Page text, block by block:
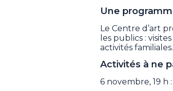
Une
Le Centre d’art
les publics :
activités familiales.
Activités à ne
6 novembre, 19